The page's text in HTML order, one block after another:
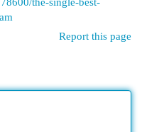
Report this page